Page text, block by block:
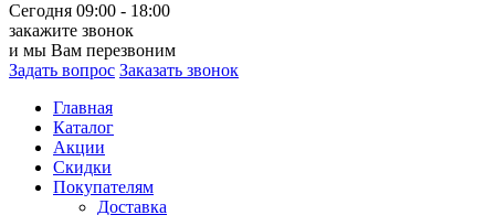
Сегодня 09:00 - 18:00
закажите звонок
и мы Вам перезвоним
Задать вопрос Заказать звонок
Главная
Каталог
Акции
Скидки
Покупателям
Доставка